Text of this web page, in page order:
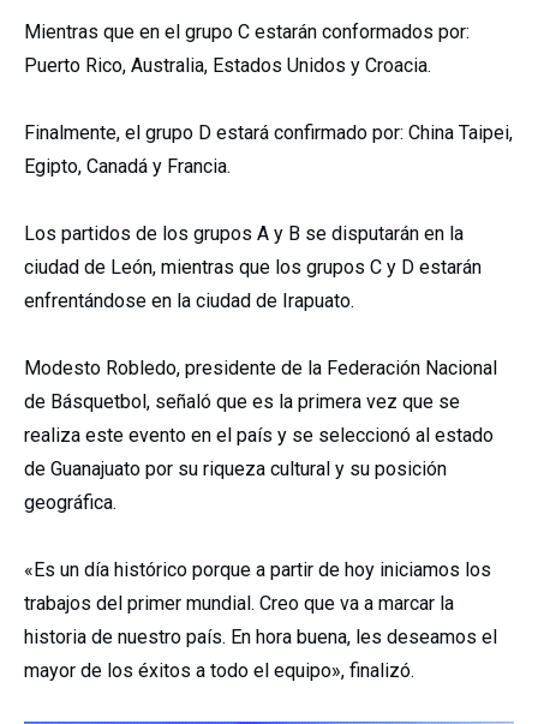
Mientras que en el grupo C estarán conformados por:
Puerto Rico, Australia, Estados Unidos y Croacia.
Finalmente, el grupo D estará confirmado por: China Taipei,
Egipto, Canadá y Francia.
Los partidos de los grupos A y B se disputarán en la
ciudad de León, mientras que los grupos C y D estarán
enfrentándose en la ciudad de Irapuato.
Modesto Robledo, presidente de la Federación Nacional
de Básquetbol, señaló que es la primera vez que se
realiza este evento en el país y se seleccionó al estado
de Guanajuato por su riqueza cultural y su posición
geográfica.
«Es un día histórico porque a partir de hoy iniciamos los
trabajos del primer mundial. Creo que va a marcar la
historia de nuestro país. En hora buena, les deseamos el
mayor de los éxitos a todo el equipo», finalizó.